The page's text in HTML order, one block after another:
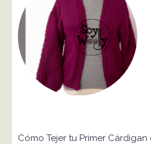
Cómo Tejer tu Primer